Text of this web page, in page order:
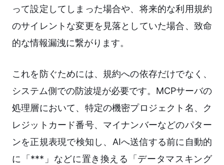
って設定してしまった場合や、将来的な利用規約
のサイレントな変更を見落としていた場合、致命
的な情報漏洩に繋がります。
これを防ぐためには、規約への依存だけでなく、
システム側での防波堤が必要です。MCPサーバの
処理層において、特定の機密プロジェクト名、ク
レジットカード番号、マイナンバーなどのパター
ンを正規表現で検知し、AIへ送信する前に自動的
に「***」などに置き換える「データマスキング